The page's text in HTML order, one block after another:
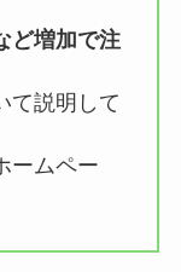
ど増加で注
て説明して
ームペー